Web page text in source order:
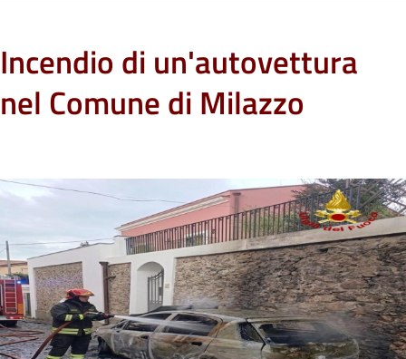
Incendio di un'autovettura
nel Comune di Milazzo